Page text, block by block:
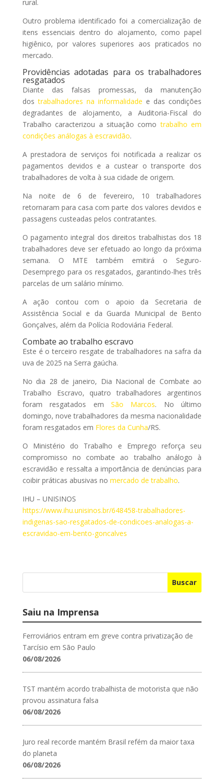
rural.
Outro problema identificado foi a comercialização de
itens essenciais dentro do alojamento, como papel
higiênico, por valores superiores aos praticados no
mercado.
Providências adotadas para os trabalhadores
resgatados
Diante das falsas promessas, da manutenção
dostrabalhadores na informalidade e das condições
degradantes de alojamento, a Auditoria-Fiscal do
Trabalho caracterizou a situação comotrabalho em
condições análogas à escravidão.
A prestadora de serviços foi notificada a realizar os
pagamentos devidos e a custear o transporte dos
trabalhadores de volta à sua cidade de origem.
Na noite de 6 de fevereiro, 10 trabalhadores
retornaram para casa com parte dos valores devidos e
passagens custeadas pelos contratantes.
O pagamento integral dos direitos trabalhistas dos 18
trabalhadores deve ser efetuado ao longo da próxima
semana. O MTE também emitirá o Seguro-
Desemprego para os resgatados, garantindo-lhes três
parcelas de um salário mínimo.
A ação contou com o apoio da Secretaria de
Assistência Social e da Guarda Municipal de Bento
Gonçalves, além da Polícia Rodoviária Federal.
Combate ao trabalho escravo
Este é o terceiro resgate de trabalhadores na safra da
uva de 2025 na Serra gaúcha.
No dia 28 de janeiro, Dia Nacional de Combate ao
Trabalho Escravo, quatro trabalhadores argentinos
foram resgatados em São Marcos. No último
domingo, nove trabalhadores da mesma nacionalidade
foram resgatados em Flores da Cunha/RS.
O Ministério do Trabalho e Emprego reforça seu
compromisso no combate ao trabalho análogo à
escravidão e ressalta a importância de denúncias para
coibir práticas abusivas no mercado de trabalho.
IHU – UNISINOS
https://www.ihu.unisinos.br/648458-trabalhadores-
indigenas-sao-resgatados-de-condicoes-analogas-a-
escravidao-em-bento-goncalves
Buscar
Saiu na Imprensa
Ferroviários entram em greve contra privatização de
Tarcísio em São Paulo
06/08/2026
TST mantém acordo trabalhista de motorista que não
provou assinatura falsa
06/08/2026
Juro real recorde mantém Brasil refém da maior taxa
do planeta
06/08/2026